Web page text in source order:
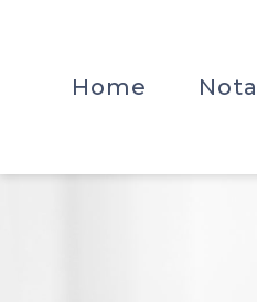
springenHome